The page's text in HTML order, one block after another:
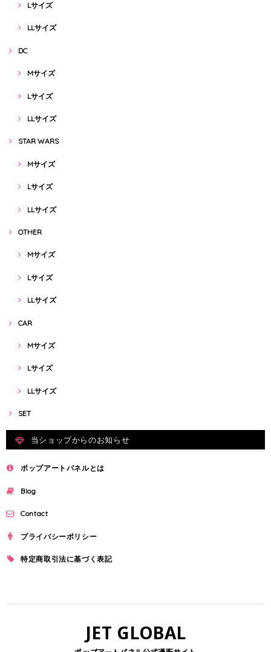
Lサイズ
LLサイズ
DC
Mサイズ
Lサイズ
LLサイズ
STAR WARS
Mサイズ
Lサイズ
LLサイズ
OTHER
Mサイズ
Lサイズ
LLサイズ
CAR
Mサイズ
Lサイズ
LLサイズ
SET
当ショップからのお知らせ
ポップアートパネルとは
Blog
Contact
プライバシーポリシー
特定商取引法に基づく表記
JET GLOBAL